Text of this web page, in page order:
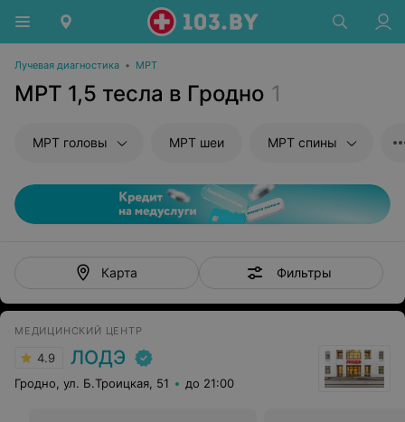
Лучевая диагностика • МРТ
МРТ 1,5 тесла в Гродно 1
МРТ головы МРТ шеи МРТ спины
Карта Фильтры
МЕДИЦИНСКИЙ ЦЕНТР
4.9 ЛОДЭ
Гродно, ул. Б.Троицкая, 51 до 21:00